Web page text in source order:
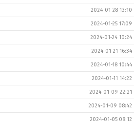
2024-01-28 13:10
2024-01-25 17:09
2024-01-24 10:24
2024-01-21 16:34
2024-01-18 10:44
2024-01-11 14:22
2024-01-09 22:21
2024-01-09 08:42
2024-01-05 08:12